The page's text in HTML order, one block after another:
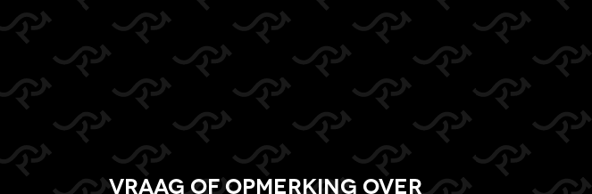
Vraag of opmerking over